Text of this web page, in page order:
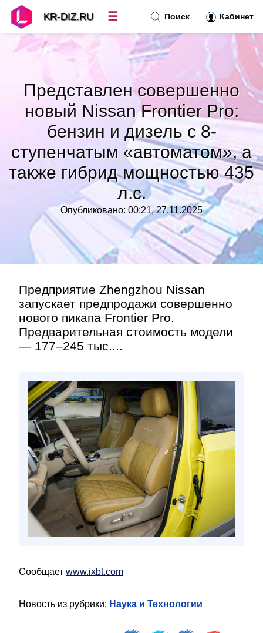
Представлен совершенно
новый Nissan Frontier Pro:
бензин и дизель с 8-
ступенчатым «автоматом», а
также гибрид мощностью 435
л.с.
Опубликовано: 00:21, 27.11.2025
Предприятие Zhengzhou Nissan
запускает предпродажи совершенно
нового пикапа Frontier Pro.
Предварительная стоимость модели
— 177–245 тыс....
Сообщает www.ixbt.com
Новость из рубрики: Наука и Технологии
Поиск Кабинет
KR-DIZ.RU ☰
Новости
Топ новостей »
Рубрики»
»